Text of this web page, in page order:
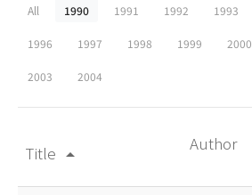
All 1990 1991 1992 1993
1996 1997 1998 1999 2000
2003 2004
Title arrow_drop_up
Author